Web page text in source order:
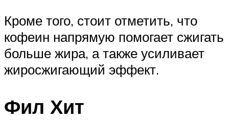
Кроме того, стоит отметить, что
кофеин напрямую помогает сжигать
больше жира, а также усиливает
жиросжигающий эффект.
Фил Хит